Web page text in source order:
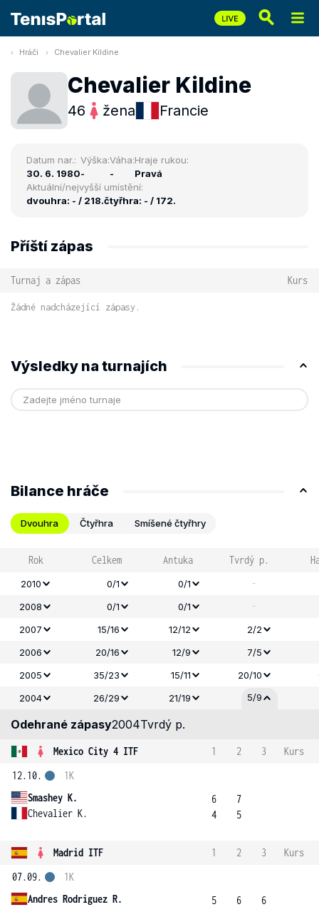
Hráči Chevalier Kildine
Chevalier Kildine
46 žena Francie
Datum nar.:
30. 6. 1980
Výška:
-
Váha:
-
Hraje rukou:
Pravá
Aktuální/nejvyšší umístění:
dvouhra: - / 218.čtyřhra: - / 172.
Příští zápas
Turnaj a zápas Kurs
Žádné nadcházející zápasy.
Výsledky na turnajích
Bilance hráče
Dvouhra Čtyřhra Smíšené čtyřhry
Rok Celkem Antuka Tvrdý p.
2010 0/1 0/1 -
2008 0/1 0/1 -
2007 15/16 12/12
2/2
2006
20/16 12/9
7/5
2005
35/23 15/11 20/10
2004
26/29 21/19 5/9
Odehrané zápasy2004Tvrdý p.
Mexico City 4 ITF 1 2 3
Kurs
12.10.
Smashey K.
Chevalier K.
1K
6
4
7
5
Madrid ITF 1 2 3
Kurs
07.09.
Andres Rodriguez R.
1K
5
6
6